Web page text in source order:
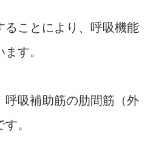
ることにより、呼吸機能
す。
呼吸補助筋の肋間筋（外
。